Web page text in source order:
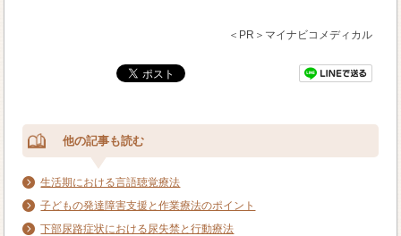
＜PR＞マイナビコメディカル
他の記事も読む
生活期における言語聴覚療法
子どもの発達障害支援と作業療法のポイント
下部尿路症状における尿失禁と行動療法